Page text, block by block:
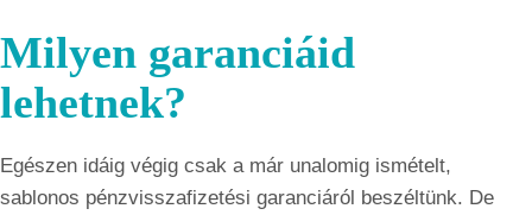
Milyen garanciáid
lehetnek?
Egészen idáig végig csak a már unalomig ismételt,
sablonos pénzvisszafizetési garanciáról beszéltünk. De